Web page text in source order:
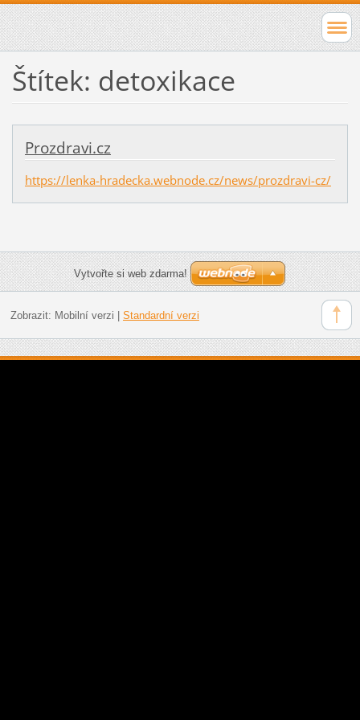
Štítek: detoxikace
Prozdravi.cz
https://lenka-hradecka.webnode.cz/news/prozdravi-cz/
Vytvořte si web zdarma!
Zobrazit: Mobilní verzi Standardní verzi